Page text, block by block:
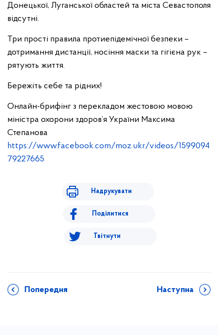
Донецької, Луганської областей та міста Севастополя
відсутні.
Три прості правила протиепідемічної безпеки –
дотримання дистанції, носіння маски та гігієна рук –
рятують життя.
Бережіть себе та рідних!
Онлайн-брифінг з перекладом жестовою мовою
міністра охорони здоров’я України Максима
Степанова
https://www.facebook.com/moz.ukr/videos/1599094
79227665
Надрукувати
Поділитися
Твітнути
Попередня Наступна